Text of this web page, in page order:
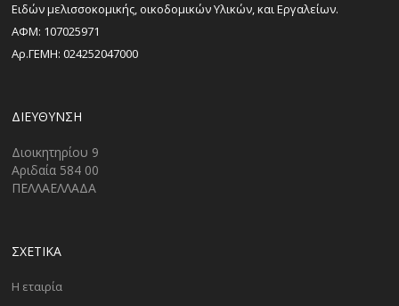
Ειδών μελισσοκομικής, οικοδομικών Υλικών, και Εργαλείων.
ΑΦΜ: 107025971
Αρ.ΓΕΜΗ: 024252047000
ΔΙΕΎΘΥΝΣΗ
Διοικητηρίου 9
Αριδαία 584 00
ΠΕΛΛΑΕΛΛΑΔΑ
ΣΧΕΤΙΚΑ
Η εταιρία